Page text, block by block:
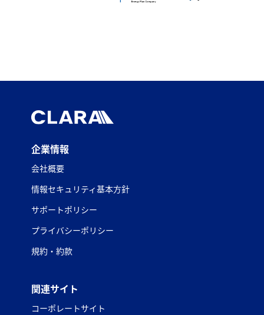
企業情報
会社概要
情報セキュリティ基本方針
サポートポリシー
プライバシーポリシー
規約・約款
関連サイト
コーポレートサイト